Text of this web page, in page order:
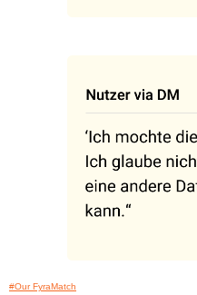
#Our FyraMatch